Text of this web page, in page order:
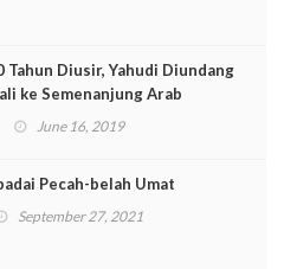
Tahun Diusir, Yahudi Diundang
ke Semenanjung Arab
June 16, 2019
Pecah-belah Umat
September 27, 2021